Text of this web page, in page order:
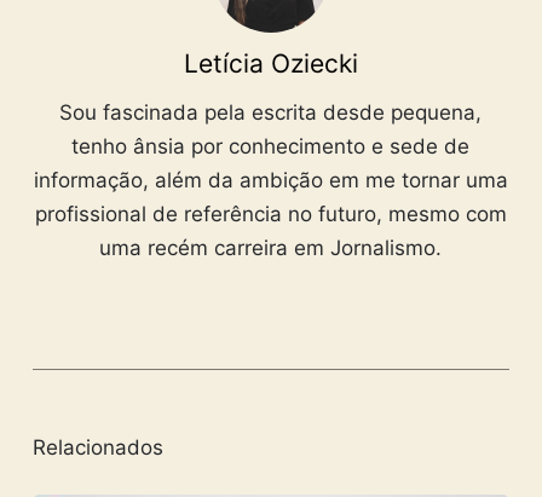
Letícia Oziecki
Sou fascinada pela escrita desde pequena,
tenho ânsia por conhecimento e sede de
informação, além da ambição em me tornar uma
profissional de referência no futuro, mesmo com
uma recém carreira em Jornalismo.
Relacionados